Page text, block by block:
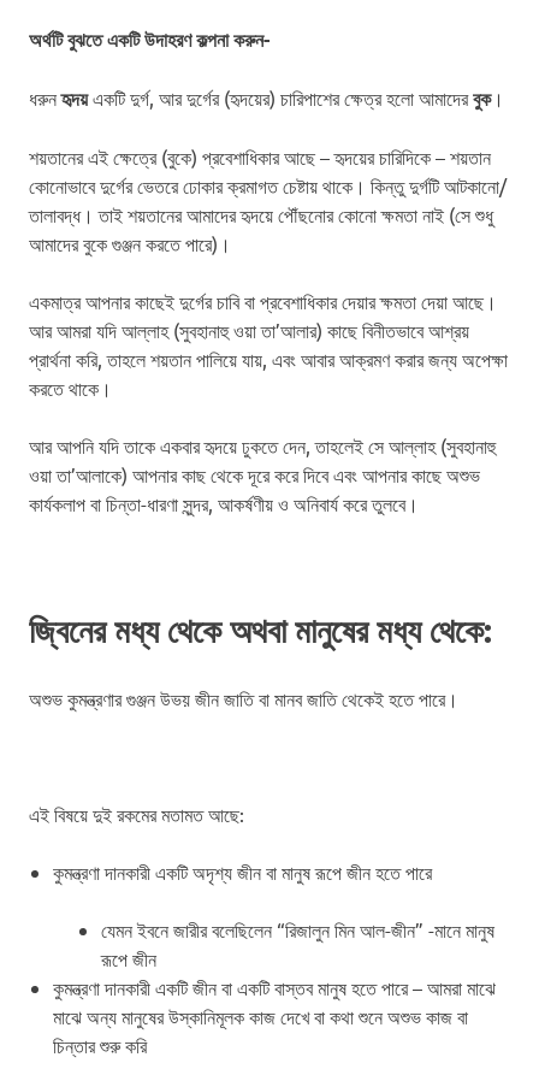
অর্থটি বুঝতে একটি উদাহরণ কল্পনা করুন-
ধরুনহৃদয়একটি দুর্গ, আর দুর্গের (হৃদয়ের) চারিপাশের ক্ষেত্র হলো আমাদেরবুক।
শয়তানের এই ক্ষেত্রে (বুকে) প্রবেশাধিকার আছে – হৃদয়ের চারিদিকে – শয়তান
কোনোভাবে দুর্গের ভেতরে ঢোকার ক্রমাগত চেষ্টায় থাকে। কিন্তু দুর্গটি আটকানো/
তালাবদ্ধ। তাই শয়তানের আমাদের হৃদয়ে পৌঁছনোর কোনো ক্ষমতা নাই (সে শুধু
আমাদের বুকে গুঞ্জন করতে পারে)।
একমাত্র আপনার কাছেই দুর্গের চাবি বা প্রবেশাধিকার দেয়ার ক্ষমতা দেয়া আছে।
আর আমরা যদি আল্লাহ (সুবহানাহু ওয়া তা’আলার) কাছে বিনীতভাবে আশ্রয়
প্রার্থনা করি, তাহলে শয়তান পালিয়ে যায়, এবং আবার আক্রমণ করার জন্য অপেক্ষা
করতে থাকে।
আর আপনি যদি তাকে একবার হৃদয়ে ঢুকতে দেন, তাহলেই সে আল্লাহ (সুবহানাহু
ওয়া তা’আলাকে) আপনার কাছ থেকে দূরে করে দিবে এবং আপনার কাছে অশুভ
কার্যকলাপ বা চিন্তা-ধারণা সুন্দর, আকর্ষণীয় ও অনিবার্য করে তুলবে।
জ্বিনের মধ্য থেকে অথবা মানুষের মধ্য থেকে:
অশুভ কুমন্ত্রণার গুঞ্জন উভয় জীন জাতি বা মানব জাতি থেকেই হতে পারে।
এই বিষয়ে দুই রকমের মতামত আছে:
কুমন্ত্রণা দানকারী একটিঅদৃশ্য জীন বা মানুষ রূপে জীন হতে পারে
যেমন ইবনে জারীর বলেছিলেন “রিজালুন মিন আল-জীন” -মানে মানুষ
রূপে জীন
কুমন্ত্রণা দানকারী একটি জীন বা একটি বাস্তব মানুষ হতে পারে – আমরা মাঝে
মাঝে অন্য মানুষের উস্কানিমূলক কাজ দেখে বা কথা শুনে অশুভ কাজ বা
চিন্তার শুরু করি